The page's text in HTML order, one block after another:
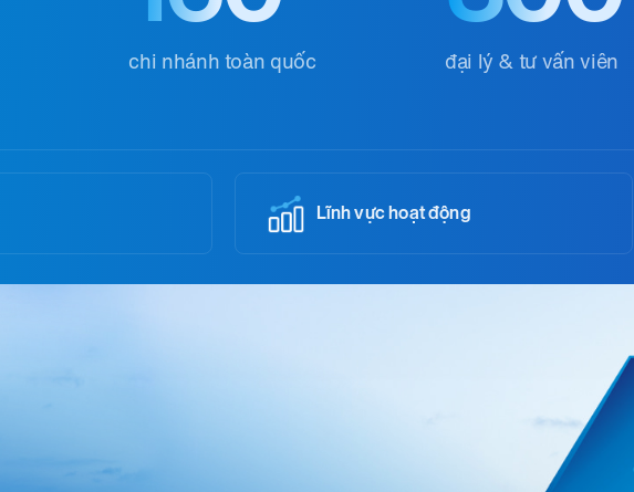
chi nhánh toàn quốc
đại lý & tư vấn viên
Lĩnh vực hoạt động